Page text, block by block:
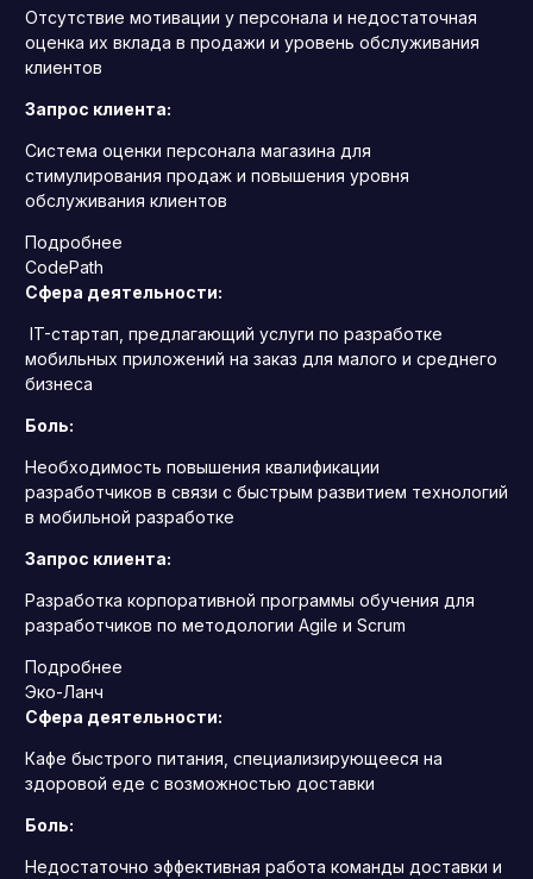
Отсутствие мотивации у персонала и недостаточная
оценка их вклада в продажи и уровень обслуживания
клиентов
Запрос клиента:
Система оценки персонала магазина для
стимулирования продаж и повышения уровня
обслуживания клиентов
Подробнее
CodePath
Сфера деятельности:
IT-стартап, предлагающий услуги по разработке
мобильных приложений на заказ для малого и среднего
бизнеса
Боль:
Необходимость повышения квалификации
разработчиков в связи с быстрым развитием технологий
в мобильной разработке
Запрос клиента:
Разработка корпоративной программы обучения для
разработчиков по методологии Agile и Scrum
Подробнее
Эко-Ланч
Сфера деятельности:
Кафе быстрого питания, специализирующееся на
здоровой еде с возможностью доставки
Боль:
Недостаточно эффективная работа команды доставки и